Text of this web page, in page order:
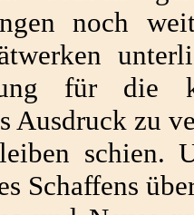
noch
für die
Ausdruck zu
schien.
Schaffens